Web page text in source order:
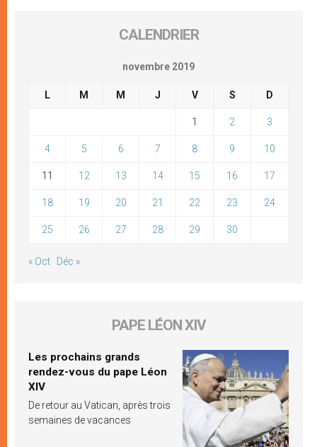
CALENDRIER
novembre 2019
L M M J V S D
1 2 3
4 5 6 7 8 9 10
11 12 13 14 15 16 17
18 19 20 21 22 23 24
25 26 27 28 29 30
« Oct Déc »
PAPE LÉON XIV
Les prochains grands
rendez-vous du pape Léon
XIV
De retour au Vatican, après trois
semaines de vacances